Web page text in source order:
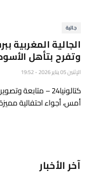
جالية
الجالية المغربية
وتفرح بتأهل
الإثنين 05 يناير 2026 - 19:52
كتالونيا24 –
أمس، أجواء احتفالية
آخر الأخبار